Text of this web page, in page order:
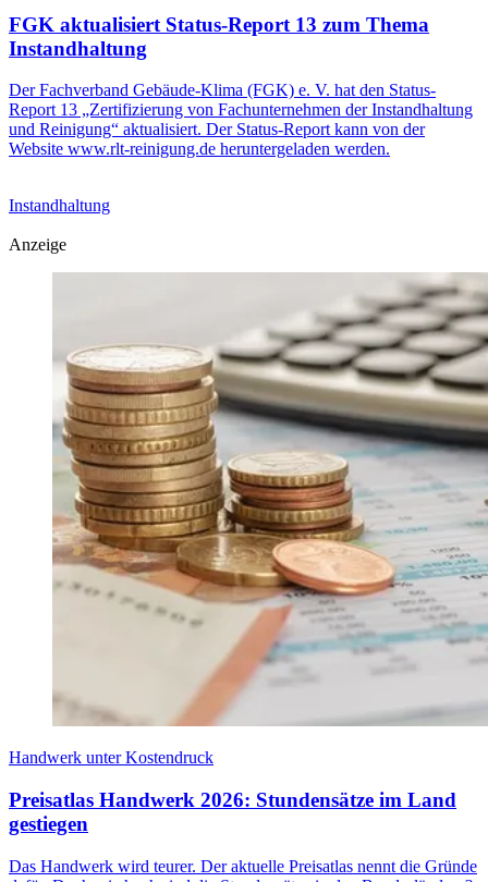
FGK aktualisiert Status-Report 13 zum Thema
Instandhaltung
Der Fachverband Gebäude-Klima (FGK) e. V. hat den Status-
Report 13 „Zertifizierung von Fachunternehmen der Instandhaltung
und Reinigung“ aktualisiert. Der Status-Report kann von der
Website www.rlt-reinigung.de heruntergeladen werden.
Instandhaltung
Anzeige
Handwerk unter Kostendruck
Preisatlas Handwerk 2026: Stundensätze im Land
gestiegen
Das Handwerk wird teurer. Der aktuelle Preisatlas nennt die Gründe